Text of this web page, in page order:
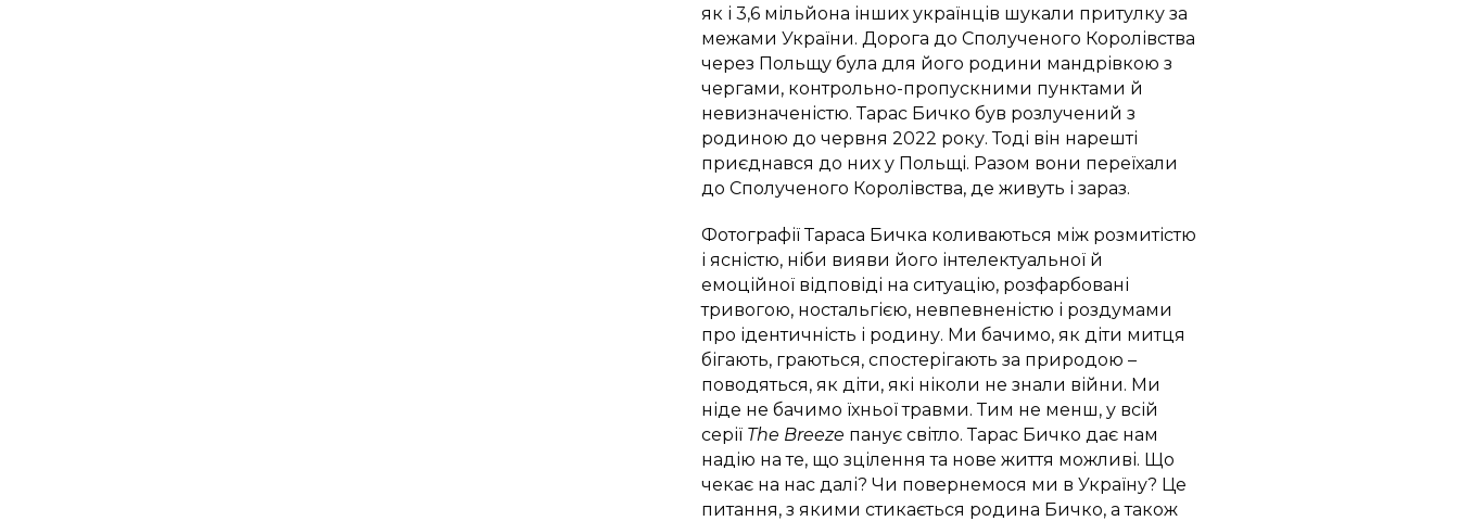
як і 3,6 мільйона інших українців шукали притулку за
межами України. Дорога до Сполученого Королівства
через Польщу була для його родини мандрівкою з
чергами, контрольно-пропускними пунктами й
невизначеністю. Тарас Бичко був розлучений з
родиною до червня 2022 року. Тоді він нарешті
приєднався до них у Польщі. Разом вони переїхали
до Сполученого Королівства, де живуть і зараз.
Фотографії Тараса Бичка коливаються між розмитістю
і ясністю, ніби вияви його інтелектуальної й
емоційної відповіді на ситуацію, розфарбовані
тривогою, ностальгією, невпевненістю і роздумами
про ідентичність і родину. Ми бачимо, як діти митця
бігають, граються, спостерігають за природою –
поводяться, як діти, які ніколи не знали війни. Ми
ніде не бачимо їхньої травми. Тим не менш, у всій
серії The Breeze панує світло. Тарас Бичко дає нам
надію на те, що зцілення та нове життя можливі. Що
чекає на нас далі? Чи повернемося ми в Україну? Це
питання, з якими стикається родина Бичко, а також